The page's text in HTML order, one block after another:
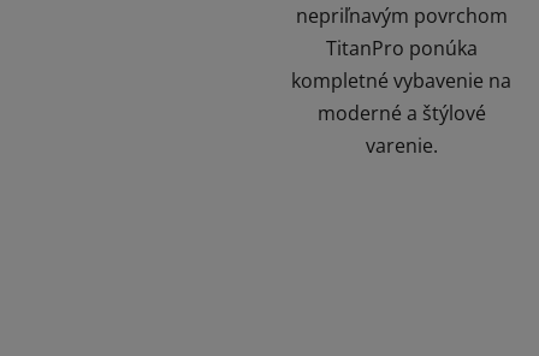
nepriľnavým povrchom
TitanPro ponúka
kompletné vybavenie na
moderné a štýlové
varenie.